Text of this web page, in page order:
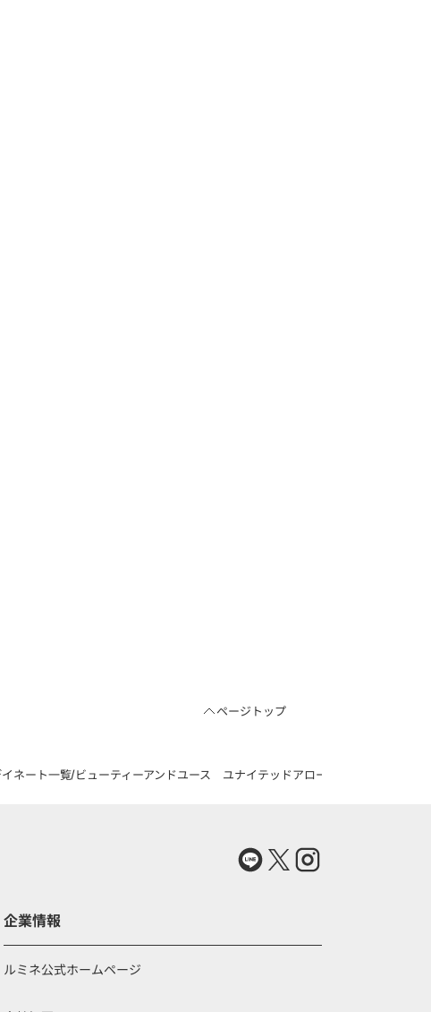
ページトップ
ネート一覧ビューティーアンドユース ユナイテッドアローズのHI‐LINE ウー
企業情報
ルミネ公式ホームページ